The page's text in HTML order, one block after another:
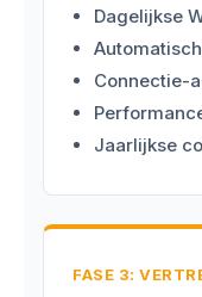
Dagelijkse
Connectie-
Jaarlijkse
FASE 3: